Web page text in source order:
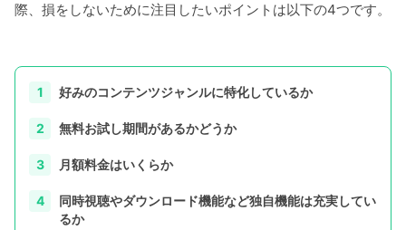
際、損をしないために注目したいポイントは以下の4つです。
好みのコンテンツジャンルに特化しているか
無料お試し期間があるかどうか
月額料金はいくらか
同時視聴やダウンロード機能など独自機能は充実してい
るか